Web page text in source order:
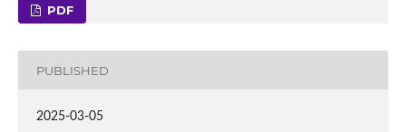
PDF
PUBLISHED
2025-03-05